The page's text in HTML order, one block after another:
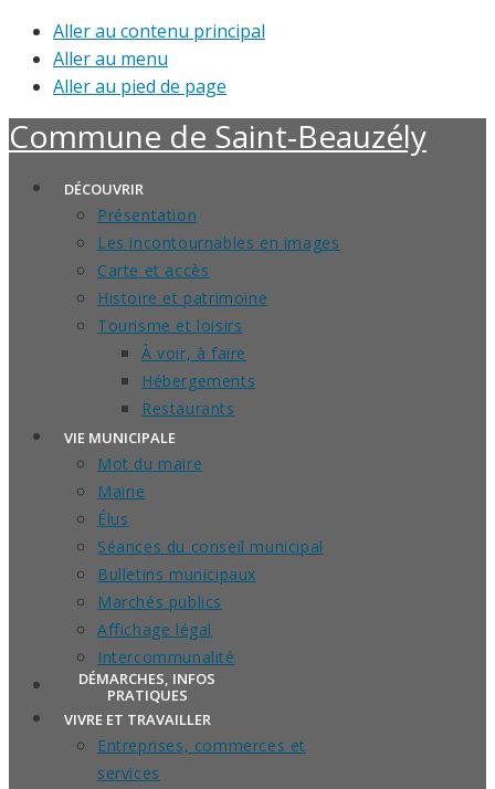
Aller au contenu principal
Aller au menu
Aller au pied de page
Commune de Saint-Beauzély
DÉCOUVRIR
Présentation
Les incontournables en images
Carte et accès
Histoire et patrimoine
Tourisme et loisirs
À voir, à faire
Hébergements
Restaurants
VIE MUNICIPALE
Mot du maire
Mairie
Élus
Séances du conseil municipal
Bulletins municipaux
Marchés publics
Affichage légal
Intercommunalité
DÉMARCHES, INFOS
PRATIQUES
VIVRE ET TRAVAILLER
Entreprises, commerces et
services